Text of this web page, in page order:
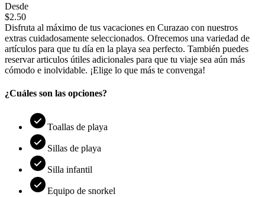
Desde
$2.50
Disfruta al máximo de tus vacaciones en Curazao con nuestros
extras cuidadosamente seleccionados. Ofrecemos una variedad de
artículos para que tu día en la playa sea perfecto. También puedes
reservar articulos útiles adicionales para que tu viaje sea aún más
cómodo e inolvidable. ¡Elige lo que más te convenga!
¿Cuáles son las opciones?
Toallas de playa
Sillas de playa
Silla infantil
Equipo de snorkel